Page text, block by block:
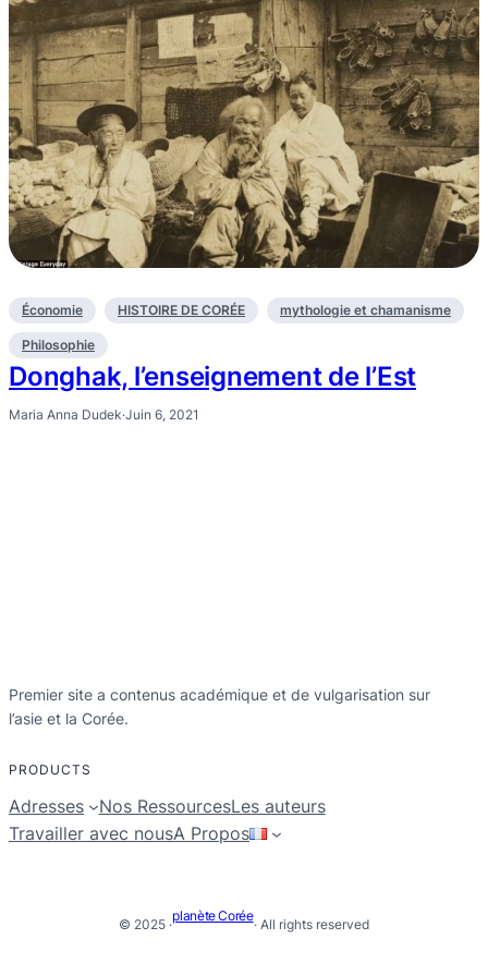
Économie HISTOIRE DE CORÉE mythologie et chamanisme
Philosophie
Donghak, l’enseignement de l’Est
Maria Anna Dudek·Juin 6, 2021
Premier site a contenus académique et de vulgarisation sur
l’asie et la Corée.
PRODUCTS
Adresses Nos RessourcesLes auteurs
Travailler avec nousA Propos
© 2025 ·
planète Corée
· All rights reserved